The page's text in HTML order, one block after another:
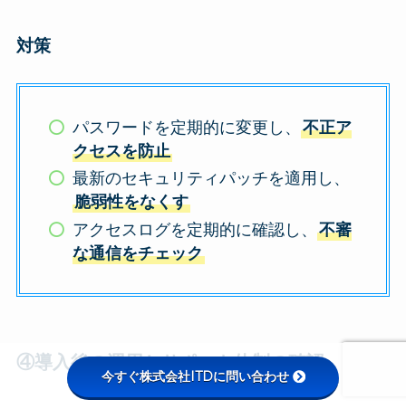
対策
パスワードを定期的に変更し、不正ア
クセスを防止
最新のセキュリティパッチを適用し、
脆弱性をなくす
アクセスログを定期的に確認し、不審
な通信をチェック
④導入後の運用とサポート体制の確認
今すぐ株式会社ITDに問い合わせ